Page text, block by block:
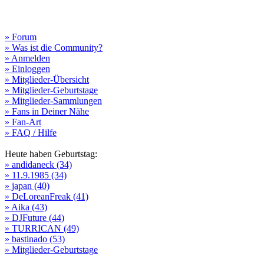
» Forum
» Was ist die Community?
» Anmelden
» Einloggen
» Mitglieder-Übersicht
» Mitglieder-Geburtstage
» Mitglieder-Sammlungen
» Fans in Deiner Nähe
» Fan-Art
» FAQ / Hilfe
Heute haben Geburtstag:
» andidaneck (34)
» 11.9.1985 (34)
» japan (40)
» DeLoreanFreak (41)
» Aika (43)
» DJFuture (44)
» TURRICAN (49)
» bastinado (53)
» Mitglieder-Geburtstage